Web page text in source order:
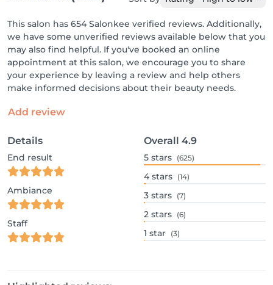
This salon has 654 Salonkee verified reviews. Additionally,
we have some unverified reviews available below that you
may also find helpful. If you've booked an online
appointment at this salon, we encourage you to share
your experience by leaving a review and help others
make informed decisions about their beauty needs.
Add review
Details
End result
Ambiance
Staff
Overall 4.9
5 stars (625)
4 stars (14)
3 stars (7)
2 stars (6)
1 star (3)